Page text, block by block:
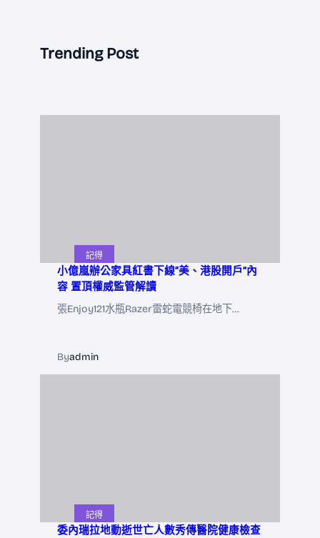
Trending Post
記得
小億嵐辦公家具紅書下線“美、港股開戶”內
容 置頂權威監管解讀
張Enjoy121水瓶Razer雷蛇電競椅在地下…
Byadmin
記得
委內瑞拉地動逝世亡人數秀傳醫院健康檢查